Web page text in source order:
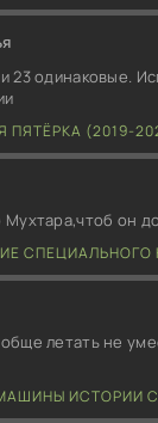
23 одинаковые.
ПЯТЁРКА (2019-
Мухтара,чтоб он
СПЕЦИАЛЬНОГО
летать не
ИСТОРИИ С